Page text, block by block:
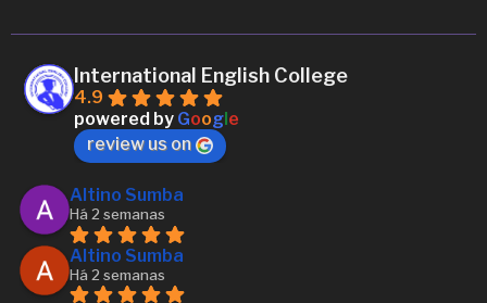
International English College
4.9
powered by Google
review us on
Altino Sumba
Há 2 semanas
Altino Sumba
Há 2 semanas